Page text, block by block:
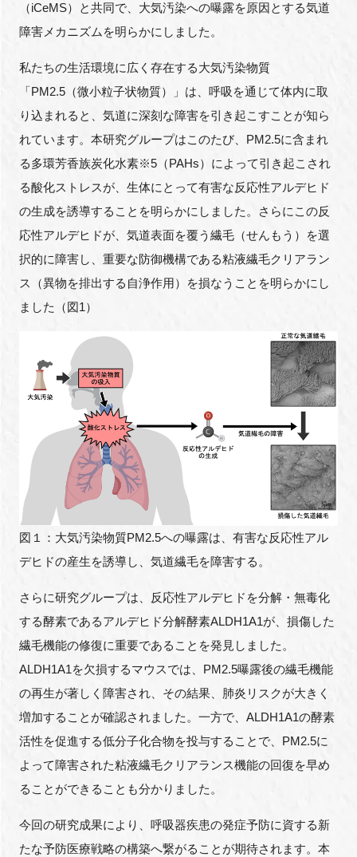
（iCeMS）と共同で、大気汚染への曝露を原因とする気道
障害メカニズムを明らかにしました。
私たちの生活環境に広く存在する大気汚染物質
「PM2.5（微小粒子状物質）」は、呼吸を通じて体内に取
り込まれると、気道に深刻な障害を引き起こすことが知ら
れています。本研究グループはこのたび、PM2.5に含まれ
る多環芳香族炭化水素※5（PAHs）によって引き起こされ
る酸化ストレスが、生体にとって有害な反応性アルデヒド
の生成を誘導することを明らかにしました。さらにこの反
応性アルデヒドが、気道表面を覆う繊毛（せんもう）を選
択的に障害し、重要な防御機構である粘液繊毛クリアラン
ス（異物を排出する自浄作用）を損なうことを明らかにし
ました（図1）
図１：大気汚染物質PM2.5への曝露は、有害な反応性アル
デヒドの産生を誘導し、気道繊毛を障害する。
さらに研究グループは、反応性アルデヒドを分解・無毒化
する酵素であるアルデヒド分解酵素ALDH1A1が、損傷した
繊毛機能の修復に重要であることを発見しました。
ALDH1A1を欠損するマウスでは、PM2.5曝露後の繊毛機能
の再生が著しく障害され、その結果、肺炎リスクが大きく
増加することが確認されました。一方で、ALDH1A1の酵素
活性を促進する低分子化合物を投与することで、PM2.5に
よって障害された粘液繊毛クリアランス機能の回復を早め
ることができることも分かりました。
今回の研究成果により、呼吸器疾患の発症予防に資する新
たな予防医療戦略の構築へ繋がることが期待されます。本